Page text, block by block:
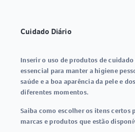
Cuidado Diário
Inserir o uso de produtos de
essencial para manter a higiene
saúde e a boa aparência da pele e
diferentes momentos.
Saiba como escolher os itens certos
marcas e produtos que estão